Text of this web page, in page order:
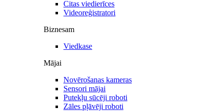
Citas viedierīces
Videoreģistratori
Biznesam
Viedkase
Mājai
Novērošanas kameras
Sensori mājai
Putekļu sūcēji roboti
Zāles pļāvēji roboti